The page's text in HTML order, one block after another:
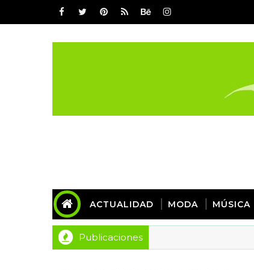
ACTUALIDAD MODA MÚSICA
Publicaciones